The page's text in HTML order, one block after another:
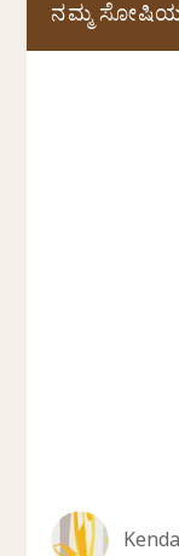
ನಮ್ಮ